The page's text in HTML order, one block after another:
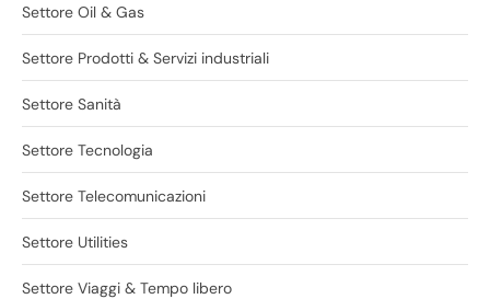
Settore Oil & Gas
Settore Prodotti & Servizi industriali
Settore Sanità
Settore Tecnologia
Settore Telecomunicazioni
Settore Utilities
Settore Viaggi & Tempo libero